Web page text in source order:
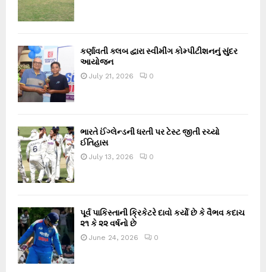
કર્ણાવતી ક્લબ દ્વારા સ્વીમીંગ કોમ્પીટીશનનું સુંદર
આયોજન
July 21, 2026 0
ભારતે ઈંગ્લેન્ડની ધરતી પર ટેસ્ટ જીતી રચ્યો
ઈતિહાસ
July 13, 2026 0
પૂર્વ પાકિસ્તાની ક્રિકેટરે દાવો કર્યો છે કે વૈભવ કદાચ
૨૧ કે ૨૨ વર્ષનો છે
June 24, 2026 0